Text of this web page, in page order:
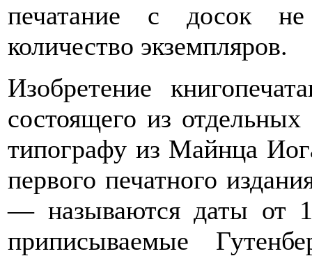
печатание с досок
количество экземпляров.
Изобретение
состоящего из
типографу из Майнца
первого печатного
— называются даты от
приписываемые